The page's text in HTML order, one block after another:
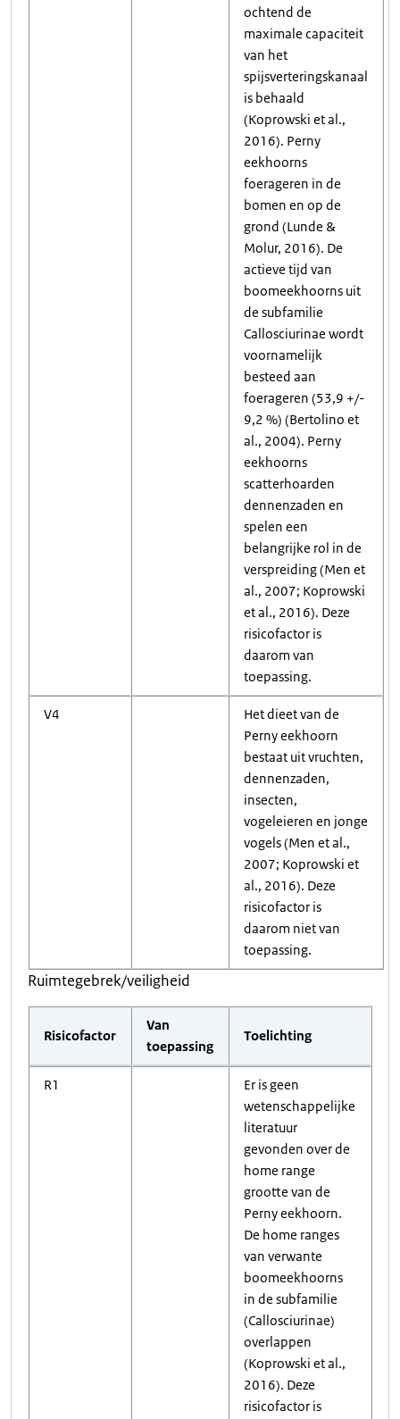
ochtend de
maximale capaciteit
van het
spijsverteringskanaal
is behaald
(Koprowski et al.,
2016). Perny
eekhoorns
foerageren in de
bomen en op de
grond (Lunde &
Molur, 2016). De
actieve tijd van
boomeekhoorns uit
de subfamilie
Callosciurinae wordt
voornamelijk
besteed aan
foerageren (53,9 +/-
9,2 %) (Bertolino et
al., 2004). Perny
eekhoorns
scatterhoarden
dennenzaden en
spelen een
belangrijke rol in de
verspreiding (Men et
al., 2007; Koprowski
et al., 2016). Deze
risicofactor is
daarom van
toepassing.
V4
Het dieet van de
Perny eekhoorn
bestaat uit vruchten,
dennenzaden,
insecten,
vogeleieren en jonge
vogels (Men et al.,
2007; Koprowski et
al., 2016). Deze
risicofactor is
daarom niet van
toepassing.
Ruimtegebrek/veiligheid
Risicofactor
Van
toepassing
Toelichting
R1
Er is geen
wetenschappelijke
literatuur
gevonden over de
home range
grootte van de
Perny eekhoorn.
De home ranges
van verwante
boomeekhoorns
in de subfamilie
(Callosciurinae)
overlappen
(Koprowski et al.,
2016). Deze
risicofactor is